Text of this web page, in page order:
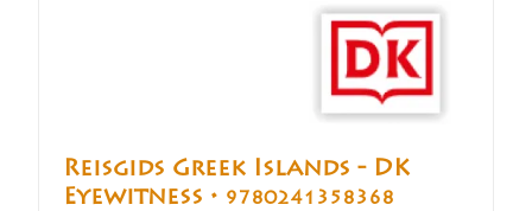
Reisgids Greek Islands - DK
Eyewitness • 9780241358368